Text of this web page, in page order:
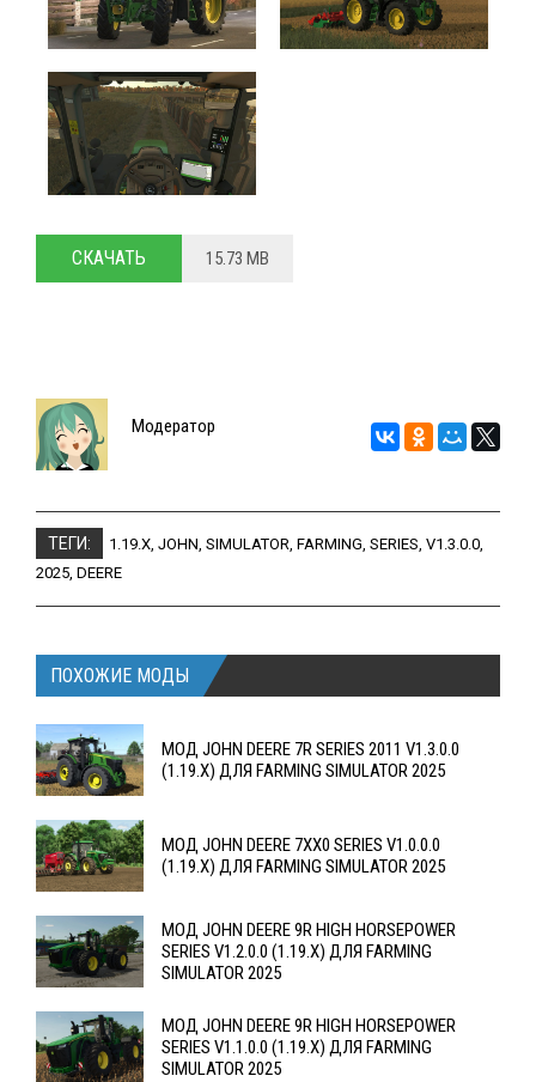
СКАЧАТЬ 15.73 MB
Модератор
ТЕГИ: 1.19.X, JOHN, SIMULATOR, FARMING, SERIES, V1.3.0.0,
2025, DEERE
ПОХОЖИЕ МОДЫ
МОД JOHN DEERE 7R SERIES 2011 V1.3.0.0
(1.19.X) ДЛЯ FARMING SIMULATOR 2025
МОД JOHN DEERE 7XX0 SERIES V1.0.0.0
(1.19.X) ДЛЯ FARMING SIMULATOR 2025
МОД JOHN DEERE 9R HIGH HORSEPOWER
SERIES V1.2.0.0 (1.19.X) ДЛЯ FARMING
SIMULATOR 2025
МОД JOHN DEERE 9R HIGH HORSEPOWER
SERIES V1.1.0.0 (1.19.X) ДЛЯ FARMING
SIMULATOR 2025